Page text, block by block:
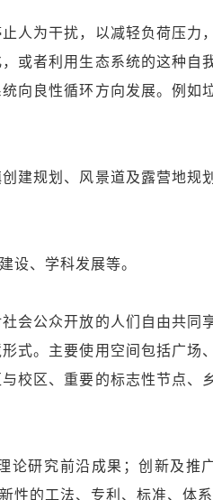
人为干扰，以减轻负荷压力
或者利用生态系统的这种自
向良性循环方向发展。例如
建规划、风景道及露营地规
设、学科发展等。
会公众开放的人们自由共同
式。主要使用空间包括广场
校区、重要的标志性节点、
论研究前沿成果；创新及推
性的工法、专利、标准、体